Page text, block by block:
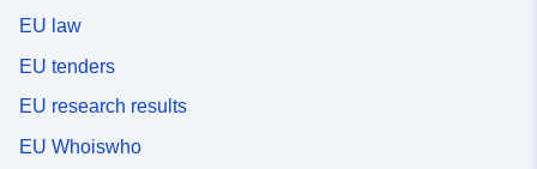
EU law
EU tenders
EU research results
EU Whoiswho